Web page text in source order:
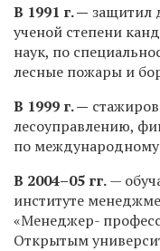
В 1991 г. — защитил
ученой степени
наук, по
лесные пожары и
В 1999 г. —
лесоуправлению,
по международному
В 2004–05 гг. —
институте
«Менеджер-
Открытым